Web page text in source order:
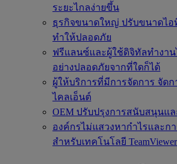
ระยะไกลง่ายขึ้น
ธุรกิจขนาดใหญ่ ปรับขนาดไอ
ทำให้ปลอดภัย
ฟรีแลนซ์และผู้ใช้ดิจิทัลทำงา
อย่างปลอดภัยจากที่ใดก็ได้
ผู้ให้บริการที่มีการจัดการ จัดก
ไคลเอ็นต์
OEM ปรับปรุงการสนับสนุนแล
องค์กรไม่แสวงหากำไรและก
สำหรับเทคโนโลยี TeamViewer